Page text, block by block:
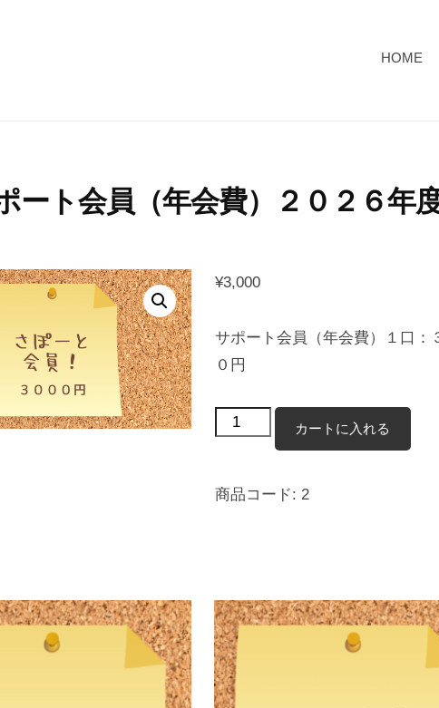
HOME
ート会員（年会費）２０２６年
¥3,000
サポート会員（年会費）１口：
０円
ト
会
費）
２
０
カートに入れる
商品コード: 2